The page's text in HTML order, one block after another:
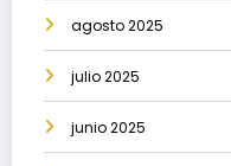
agosto 2025
julio 2025
junio 2025